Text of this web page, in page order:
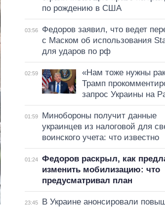
по рождению в США
03:56
Федоров заявил, что ведет
с Маском об использования
для ударов по рф
02:59
«Нам тоже нужны
Трамп
запрос Украины на
01:59
Минобороны получит данные
украинцев из налоговой для
воинского учета: что известно
01:24
Федоров раскрыл, как
изменить мобилизацию: что
предусматривал план
23:45
В Украине анонсировали